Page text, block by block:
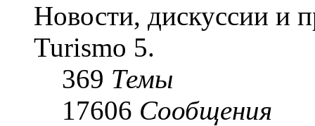
Новости, дискуссии и
Turismo 5.
369 Темы
17606 Сообщения